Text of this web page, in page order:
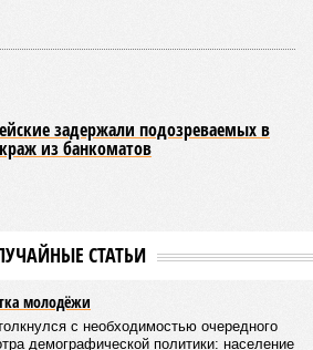
при делах».
не просто по мирным людям –
на виду у честного народа.
ресторанов Москвы,
Анастасия Кашеварова. –В 2021
продажу почти за миллиард
для очень богатых людей, цены
диверсию в таком месте – уж
ГУР и СБУ были бы способны
террористического акта
партнёров по войне против